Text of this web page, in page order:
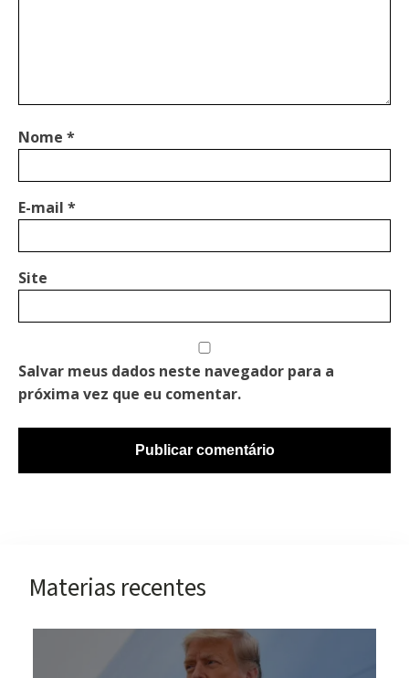
Nome *
E-mail *
Site
Salvar meus dados neste navegador para a
próxima vez que eu comentar.
Materias recentes